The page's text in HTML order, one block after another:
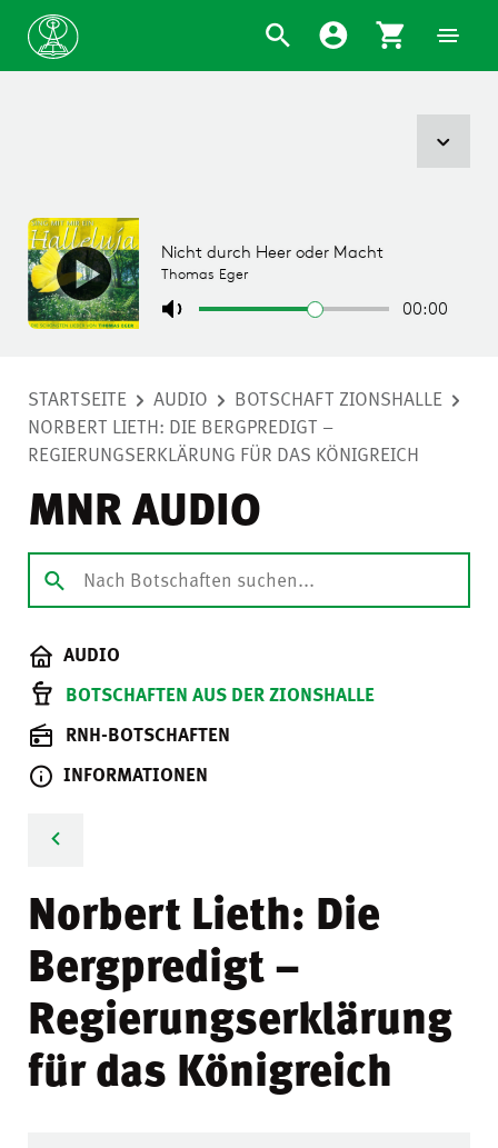
STARTSEITE AUDIO
BOTSCHAFT ZIONSHALLE
NORBERT LIETH: DIE BERGPREDIGT –
REGIERUNGSERKLÄRUNG FÜR DAS KÖNIGREICH
MNR AUDIO
AUDIO
BOTSCHAFTEN AUS DER ZIONSHALLE
RNH-BOTSCHAFTEN
INFORMATIONEN
Norbert Lieth: Die
Bergpredigt –
Regierungserklärung
für das Königreich